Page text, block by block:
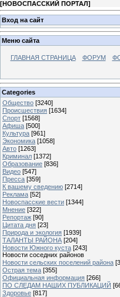
[НОВОСПАССКИЙ ПОРТАЛ]
Вход на сайт
Меню сайта
ГЛАВНАЯ СТРАНИЦА ФОРУМ
Categories
Общество [3240]
Происшествия [1634]
Спорт [1568]
Афиша [500]
Культура [961]
Экономика [1058]
Авто [1263]
Криминал [1372]
Образование [836]
Видео [547]
Пресса [359]
К вашему сведению [2714]
Реклама [52]
Новоспасские вести [1344]
Мнение [322]
Репортаж [90]
Цитата дня [23]
Природа и экология [1939]
ТАЛАНТЫ РАЙОНА [204]
Новости Южного куста [243]
Новости соседних районов
Новости сельских поселений района
Острая тема [355]
Официальная информация [266]
ПО СЛЕДАМ НАШИХ ПУБЛИКАЦИЙ
Здоровье [817]